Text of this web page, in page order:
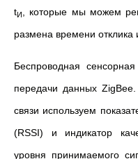
tИ
, которые мы можем
размена времени отклика
Беспроводная
передачи данных
связи используем
(RSSI) и индикатор
уровня принимаемого